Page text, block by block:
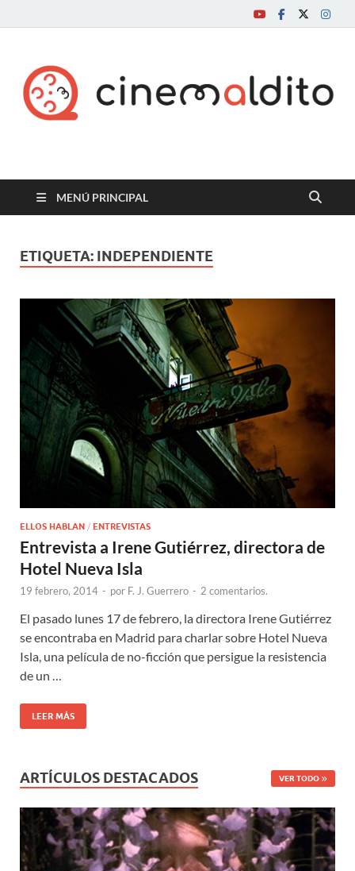
Cine maldito
MENÚ PRINCIPAL
ETIQUETA: INDEPENDIENTE
ELLOS HABLAN / ENTREVISTAS
Entrevista a Irene Gutiérrez, directora de
Hotel Nueva Isla
19 febrero, 2014 - por F. J. Guerrero - 2 comentarios.
El pasado lunes 17 de febrero, la directora Irene Gutiérrez
se encontraba en Madrid para charlar sobre Hotel Nueva
Isla, una película de no-ficción que persigue la resistencia
de un …
LEER MÁS
ARTÍCULOS DESTACADOS VER TODO